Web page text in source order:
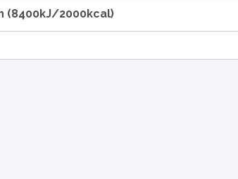
(8400kJ/2000kcal)